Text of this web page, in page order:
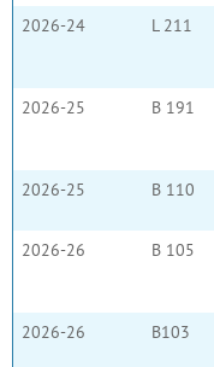
2026-24 L 211
2026-25 B 191
2026-25
B 110
2026-26
B 105
2026-26 B103